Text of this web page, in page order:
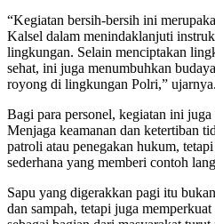
“Kegiatan bersih-bersih ini
Kalsel dalam menindaklanjuti
lingkungan. Selain menciptakan
sehat, ini juga menumbuhkan
royong di lingkungan Polri,” ujarnya.
Bagi para personel, kegiatan ini
Menjaga keamanan dan ketertiban
patroli atau penegakan hukum,
sederhana yang memberi contoh
Sapu yang digerakkan pagi itu
dan sampah, tetapi juga